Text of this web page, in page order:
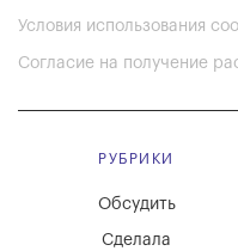
Условия использования
Согласие на получение
РУБРИКИ
Обсудить
Сделала